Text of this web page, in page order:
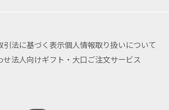
引法に基づく表示個人情報取り扱いについて
せ法人向けギフト・大口ご注文サービス